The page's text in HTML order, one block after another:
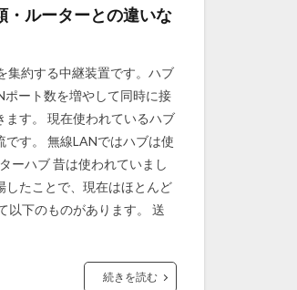
・ルーターとの違いな
集約する中継装置です。ハブ
ート数を増やして同時に接
す。 現在使われているハブ
す。 無線LANではハブは使
ーハブ 昔は使われていまし
したことで、現在はほとんど
以下のものがあります。 送
続きを読む